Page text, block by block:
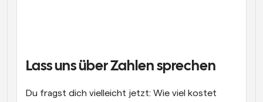
Lass uns über Zahlen sprechen
Du fragst dich vielleicht jetzt: Wie viel kostet